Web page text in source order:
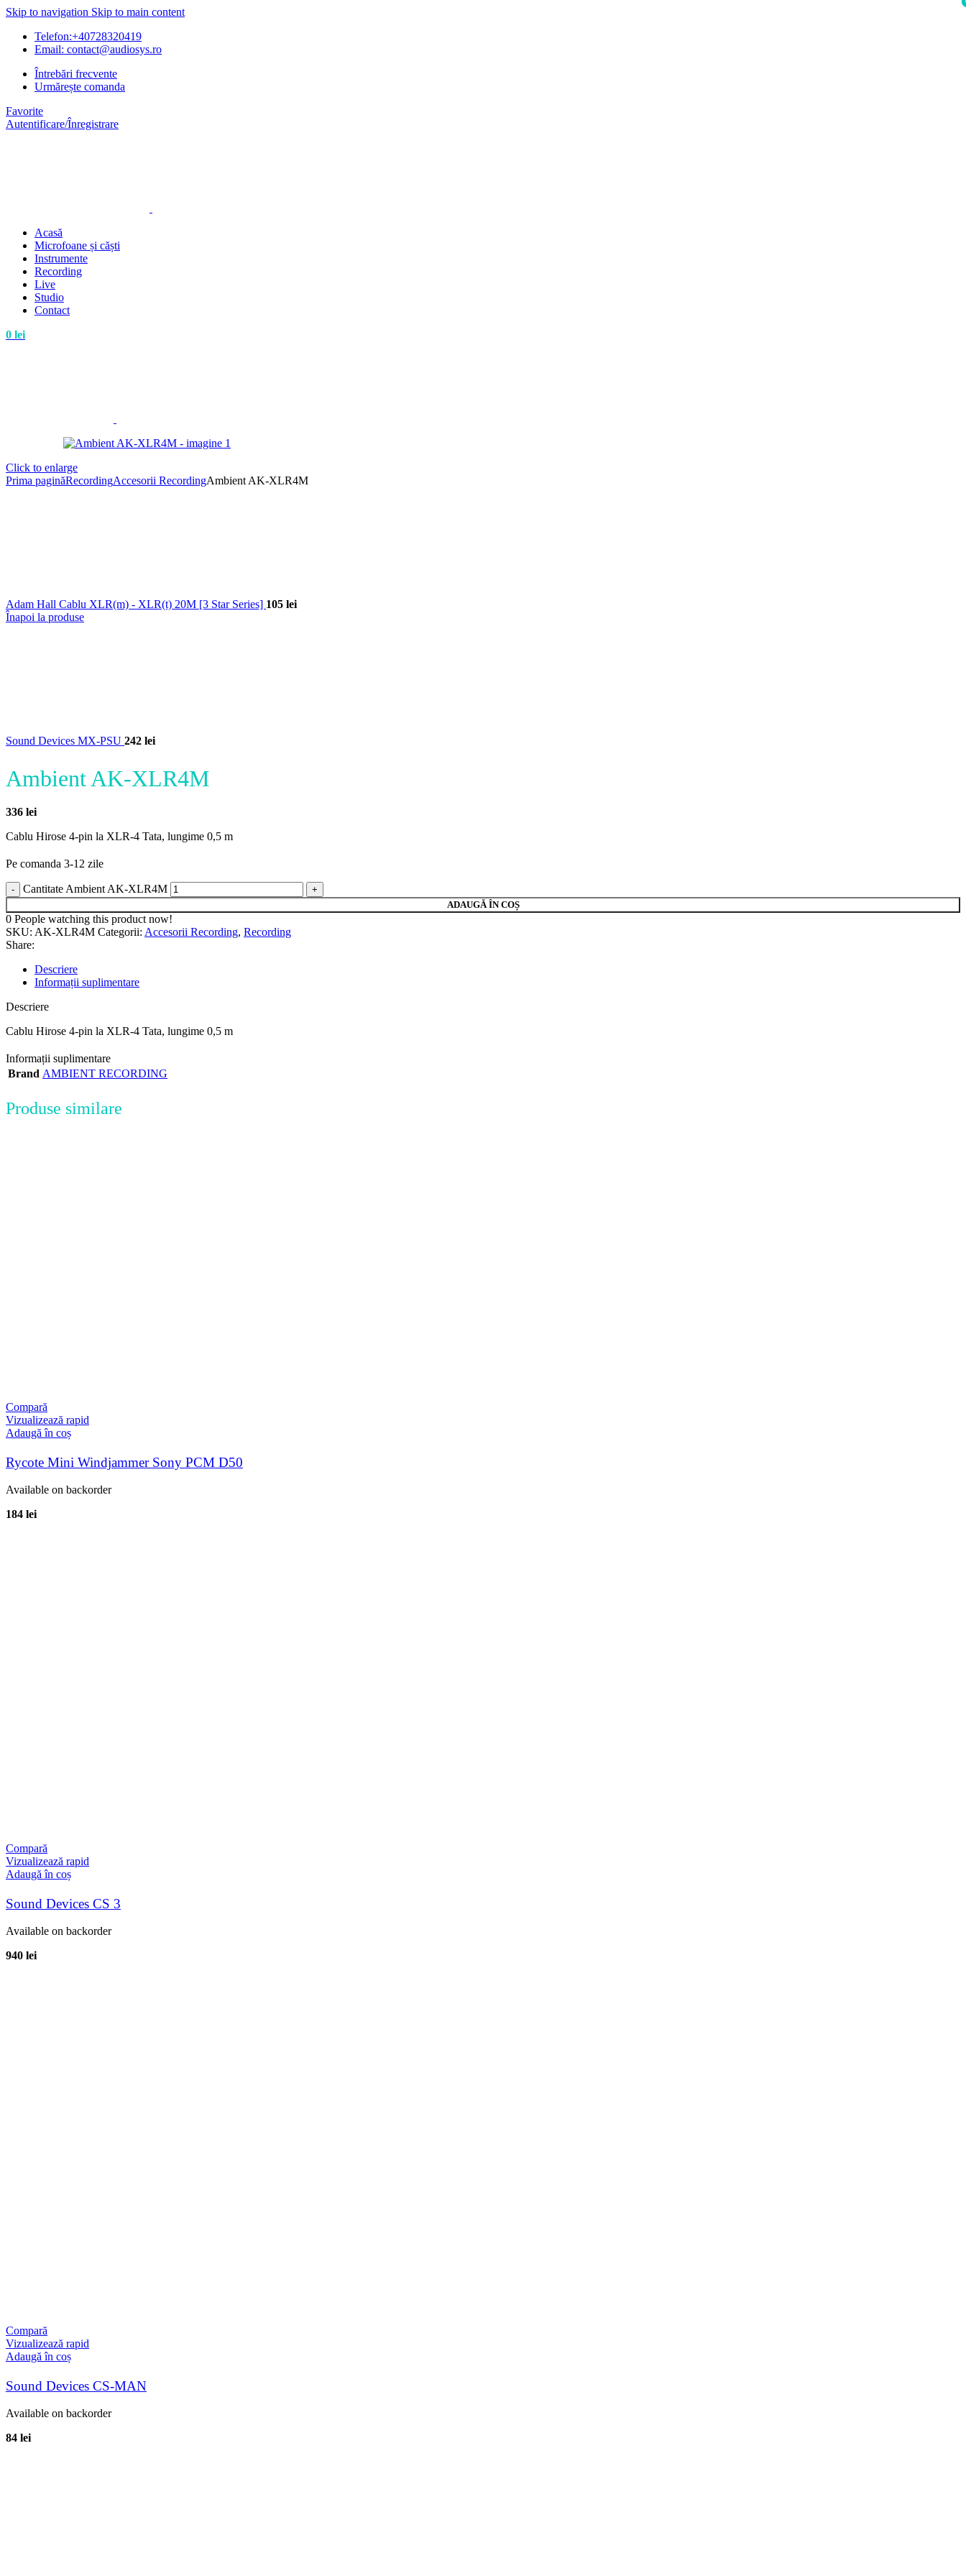
Skip to navigation Skip to main content
Telefon:+40728320419
Email: contact@audiosys.ro
Întrebări frecvente
Urmărește comanda
Favorite
Autentificare/Înregistrare
Acasă
Microfoane și căști
Instrumente
Recording
Live
Studio
Contact
0 lei
Click to enlarge
Prima paginăRecordingAccesorii RecordingAmbient AK-XLR4M
Adam Hall Cablu XLR(m) - XLR(t) 20M [3 Star Series] 105 lei
Înapoi la produse
Sound Devices MX-PSU 242 lei
Ambient AK-XLR4M
336 lei
Cablu Hirose 4-pin la XLR-4 Tata, lungime 0,5 m
Pe comanda 3-12 zile
Cantitate Ambient AK-XLR4M
ADAUGĂ ÎN COȘ
0 People watching this product now!
SKU: AK-XLR4M Categorii: Accesorii Recording, Recording
Share:
Descriere
Informații suplimentare
Descriere
Cablu Hirose 4-pin la XLR-4 Tata, lungime 0,5 m
Informații suplimentare
Brand AMBIENT RECORDING
Produse similare
Compară
Vizualizează rapid
Adaugă în coș
Rycote Mini Windjammer Sony PCM D50
Available on backorder
184 lei
Compară
Vizualizează rapid
Adaugă în coș
Sound Devices CS 3
Available on backorder
940 lei
Compară
Vizualizează rapid
Adaugă în coș
Sound Devices CS-MAN
Available on backorder
84 lei